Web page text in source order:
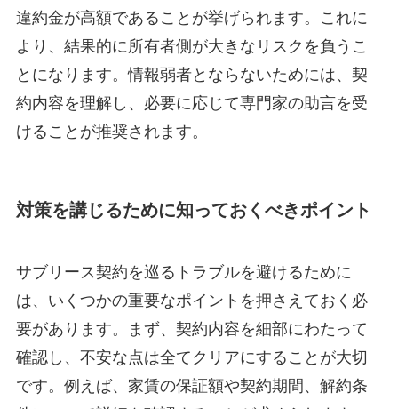
違約金が高額であることが挙げられます。これに
より、結果的に所有者側が大きなリスクを負うこ
とになります。情報弱者とならないためには、契
約内容を理解し、必要に応じて専門家の助言を受
けることが推奨されます。
対策を講じるために知っておくべきポイント
サブリース契約を巡るトラブルを避けるために
は、いくつかの重要なポイントを押さえておく必
要があります。まず、契約内容を細部にわたって
確認し、不安な点は全てクリアにすることが大切
です。例えば、家賃の保証額や契約期間、解約条